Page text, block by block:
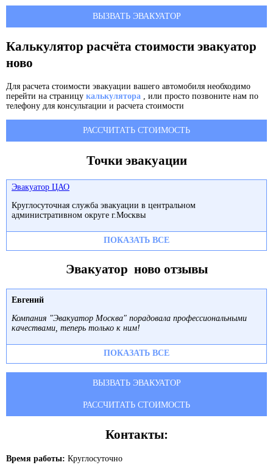
ВЫЗВАТЬ ЭВАКУАТОР
Калькулятор расчёта стоимости эвакуатор
ново
Для расчета стоимости эвакуации вашего автомобиля необходимо
перейти на страницу калькулятора , или просто позвоните нам по
телефону для консультации и расчета стоимости
РАССЧИТАТЬ СТОИМОСТЬ
Точки эвакуации
Эвакуатор ЦАО
Круглосуточная служба эвакуации в центральном
административном округе г.Москвы
ПОКАЗАТЬ ВСЕ
Эвакуатор ново отзывы
Евгений
Компания "Эвакуатор Москва" порадовала профессиональными
качествами, теперь только к ним!
ПОКАЗАТЬ ВСЕ
ВЫЗВАТЬ ЭВАКУАТОР
РАССЧИТАТЬ СТОИМОСТЬ
Контакты:
Время работы: Круглосуточно